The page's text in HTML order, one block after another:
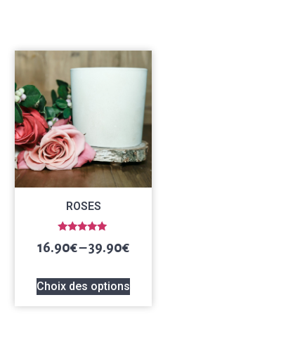
ROSES
5.00
16.90€–39.90€
Choix des options